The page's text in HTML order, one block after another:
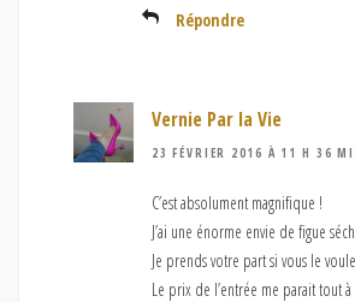
Répondre
Vernie Par la Vie
23 FÉVRIER 2016 À 11 H 36
C’est absolument magnifique !
J’ai une énorme envie de figue
Je prends votre part si vous le
Le prix de l’entrée me parait tout